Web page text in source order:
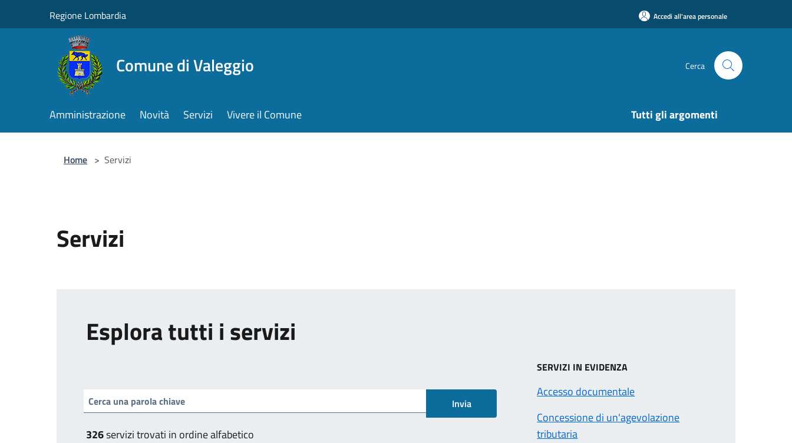
Regione Lombardia Accedi all'area personale
Comune di Valeggio Cerca
Amministrazione Novità Servizi Vivere il Comune Tutti gli argomenti
Home > Servizi
Servizi
Esplora tutti i servizi
Invia
326servizi trovati in ordine alfabetico
SERVIZI IN EVIDENZA
Accesso documentale
Concessione di un'agevolazione
tributaria